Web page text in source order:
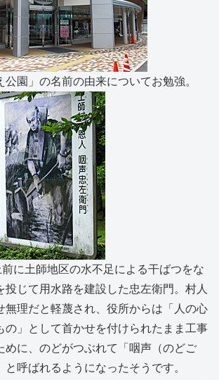
園」の名前の由来についてお勉強。
に土師地区の水不足による干ばつをな
投じて用水路を建設した忠左衛門。村人
無理だと軽蔑され、役所からは「人の心
の」として首かせを付けられたまま工事
めに、のどがつぶれて「咽声（のどご
と呼ばれるようになったそうです。